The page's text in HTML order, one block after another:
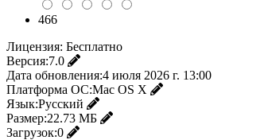
466
Лицензия: Бесплатно
Версия:7.0
Дата обновления:4 июля 2026 г. 13:00
Платформа ОС:Mac OS X
Язык:Русский
Размер:22.73 МБ
Загрузок:0